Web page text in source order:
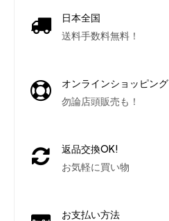
日本全国
送料手数料無料！
オンラインショッピング
勿論店頭販売も！
返品交換OK!
お気軽に買い物
お支払い方法